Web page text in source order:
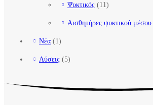
Ψυκτικός (11)
Αισθητήρες ψυκτικού μέσου
Νέα (1)
Λύσεις (5)